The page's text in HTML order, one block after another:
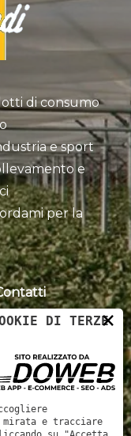
di consumo
e sport
e
per la
-
×
DI TERZE
e tracciare